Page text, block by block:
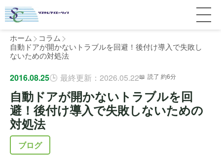
サービス紹介
料金
補助金
よくある質問
個人宅
マンション
介護・医療施設
全国対応について
東京
施工事例
ホーム
コラム
自動ドアが開かないトラブルを回避！後付け導入で失敗し
ないための対処法
2016.08.25 最終更新：2026.05.22 読了 約6分
自動ドアが開かないトラブルを回
避！後付け導入で失敗しないための
対処法
ブログ